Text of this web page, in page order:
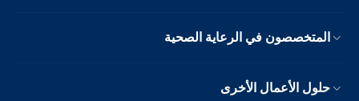
المتخصصون في الرعاية الصحية
حلول الأعمال الأخرى